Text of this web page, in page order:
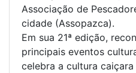
Associação de
cidade (Assopazca).
Em sua 21ª edição,
principais eventos
celebra a cultura